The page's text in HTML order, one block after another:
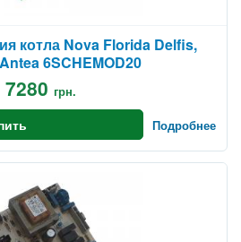
котла Nova Florida Delfis,
6SCHEMOD20
7280 грн.
Подробнее